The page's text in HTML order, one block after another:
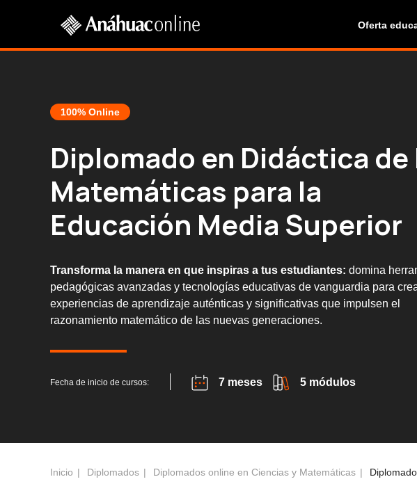
Oferta
100% Online
Diplomado en Didáctica de
Matemáticas para la
Educación Media Superior
Transforma la manera en que inspiras a tus estudiantes: domina
pedagógicas avanzadas y tecnologías educativas de vanguardia para
experiencias de aprendizaje auténticas y significativas que impulsen el
razonamiento matemático de las nuevas generaciones.
Fecha de inicio de cursos: 7 meses 5 módulos
Inicio Diplomados Diplomados online en Ciencias y Matemáticas